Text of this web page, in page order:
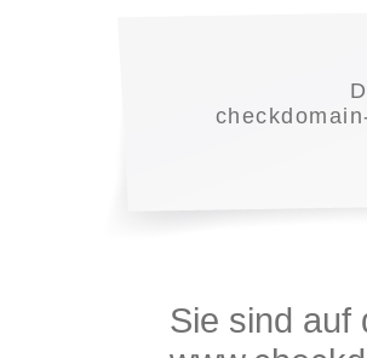
Sie sind auf